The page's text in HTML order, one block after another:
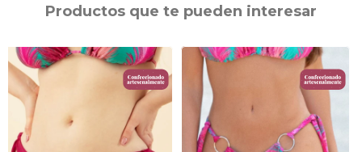
Productos que te pueden interesar